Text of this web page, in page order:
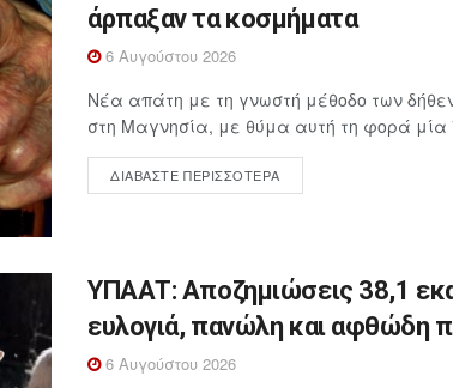
άρπαξαν τα κοσμήματα
6 Αυγούστου 2026
Νέα απάτη με τη γνωστή μέθοδο των
στη Μαγνησία, με θύμα αυτή τη φορά μία
ΔΙΑΒΆΣΤΕ ΠΕΡΙΣΣΌΤΕΡΑ
ΥΠΑΑΤ: Αποζημιώσεις 38,1
ευλογιά, πανώλη και αφθώδη
6 Αυγούστου 2026